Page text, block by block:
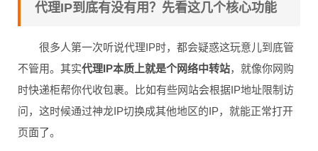
代理IP到底有没有用？先看这几个核心功能
很多人第一次听说代理IP时，都会疑惑这玩意儿到底管
不管用。其实代理IP本质上就是个网络中转站，就像你网购
时快递柜帮你代收包裹。比如有些网站会根据IP地址限制访
问，这时候通过神龙IP切换成其他地区的IP，就能正常打开
页面了。